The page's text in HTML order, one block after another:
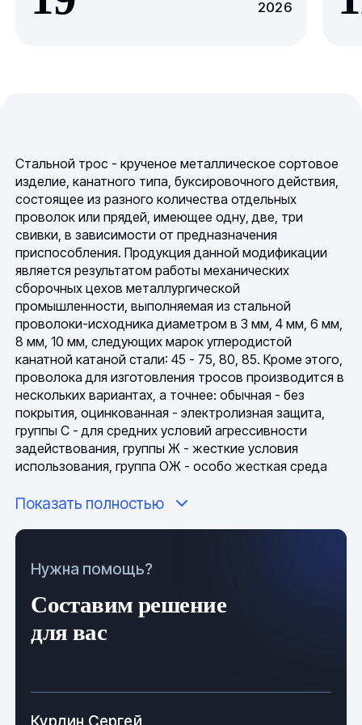
2026
Стальной трос - крученое металлическое сортовое
изделие, канатного типа, буксировочного действия,
состоящее из разного количества отдельных
проволок или прядей, имеющее одну, две, три
свивки, в зависимости от предназначения
приспособления. Продукция данной модификации
является результатом работы механических
сборочных цехов металлургической
промышленности, выполняемая из стальной
проволоки-исходника диаметром в 3 мм, 4 мм, 6 мм,
8 мм, 10 мм, следующих марок углеродистой
канатной катаной стали: 45 - 75, 80, 85. Кроме этого,
проволока для изготовления тросов производится в
нескольких вариантах, а точнее: обычная - без
покрытия, оцинкованная - электролизная защита,
группы С - для средних условий агрессивности
задействования, группы Ж - жесткие условия
использования, группа ОЖ - особо жесткая среда
погодно-климатических условиях тросы
проволоки или всего изделия от агрессивного
оплетке PVC является универсальным в этом
Общие технические сведения и
технология производства продукции
Показать полностью
Нужна помощь?
Составим решение
для вас
Курдин Сергей